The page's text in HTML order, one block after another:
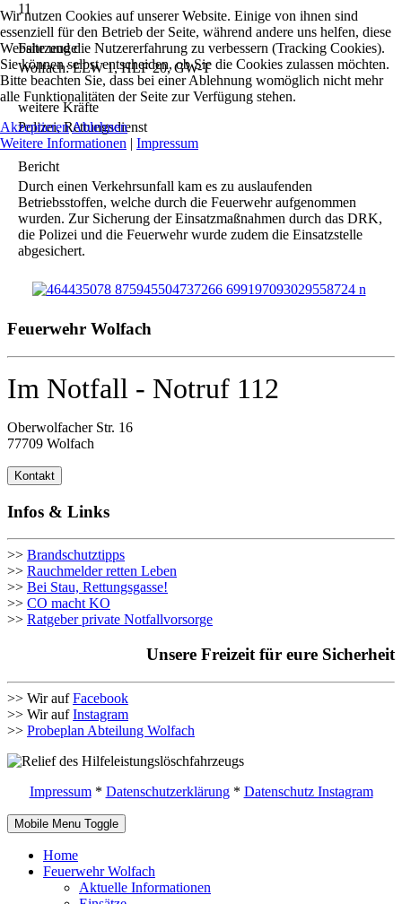
11
Fahrzeuge
Wolfach: ELW 1, HLF 20, GW-T
weitere Kräfte
Polizei, Rettungsdienst
Bericht
Durch einen Verkehrsunfall kam es zu auslaufenden
Betriebsstoffen, welche durch die Feuerwehr aufgenommen
wurden. Zur Sicherung der Einsatzmaßnahmen durch das DRK,
die Polizei und die Feuerwehr wurde zudem die Einsatzstelle
abgesichert.
Feuerwehr Wolfach
Im Notfall - Notruf 112
Oberwolfacher Str. 16
77709 Wolfach
Kontakt
Infos & Links
>> Brandschutztipps
>> Rauchmelder retten Leben
>> Bei Stau, Rettungsgasse!
>> CO macht KO
>> Ratgeber private Notfallvorsorge
Unsere Freizeit für eure Sicherheit
>> Wir aufFacebook
>> Wir aufInstagram
>> Probeplan Abteilung Wolfach
Impressum* Datenschutzerklärung* Datenschutz Instagram
Mobile Menu Toggle
Home
Feuerwehr Wolfach
Aktuelle Informationen
Wir nutzen Cookies auf unserer Website. Einige von ihnen sind
essenziell für den Betrieb der Seite, während andere uns helfen, diese
Website und die Nutzererfahrung zu verbessern (Tracking Cookies).
Sie können selbst entscheiden, ob Sie die Cookies zulassen möchten.
Bitte beachten Sie, dass bei einer Ablehnung womöglich nicht mehr
alle Funktionalitäten der Seite zur Verfügung stehen.
Akzeptieren Ablehnen
Weitere Informationen | Impressum